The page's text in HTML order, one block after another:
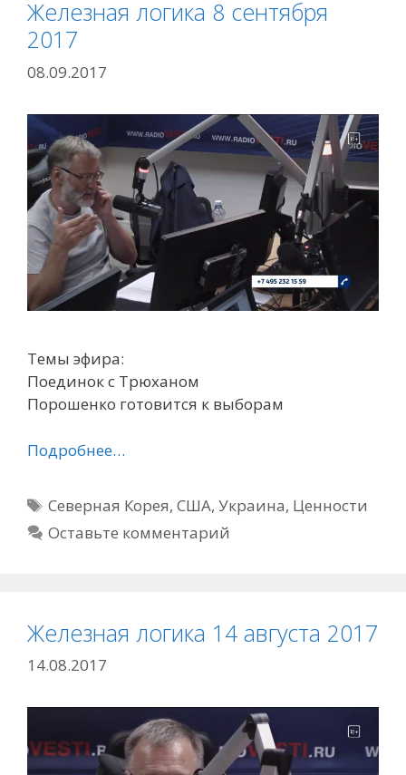
Железная логика 8 сентября
2017
08.09.2017
Темы эфира:
Поединок с Трюханом
Порошенко готовится к выборам
Подробнее…
Метки
Северная Корея,США,Украина, Ценности
Оставьте комментарий
Железная логика 14 августа 2017
14.08.2017